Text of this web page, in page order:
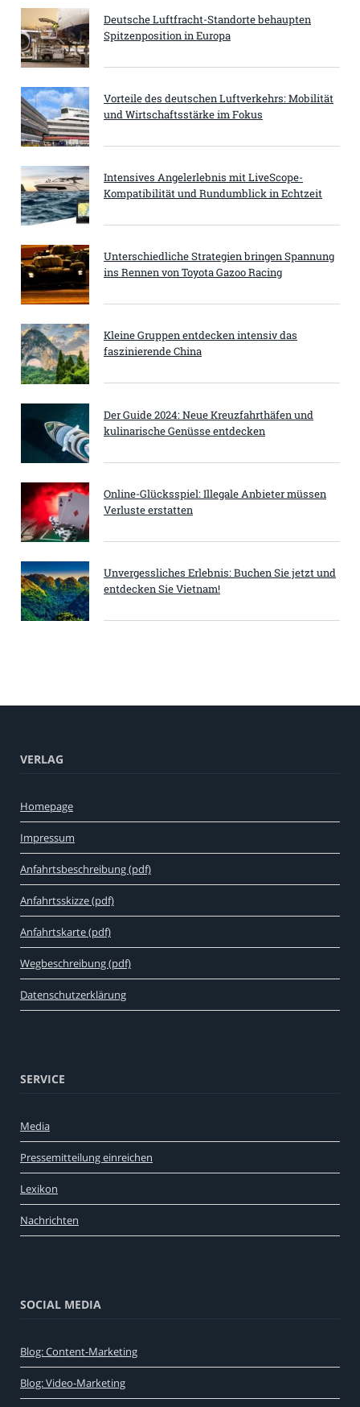
Deutsche Luftfracht-Standorte behaupten
Spitzenposition in Europa
Vorteile des deutschen Luftverkehrs: Mobilität
und Wirtschaftsstärke im Fokus
Intensives Angelerlebnis mit LiveScope-
Kompatibilität und Rundumblick in Echtzeit
Unterschiedliche Strategien bringen Spannung
ins Rennen von Toyota Gazoo Racing
Kleine Gruppen entdecken intensiv das
faszinierende China
Der Guide 2024: Neue Kreuzfahrthäfen und
kulinarische Genüsse entdecken
Online-Glücksspiel: Illegale Anbieter müssen
Verluste erstatten
Unvergessliches Erlebnis: Buchen Sie jetzt und
entdecken Sie Vietnam!
VERLAG
Homepage
Impressum
Anfahrtsbeschreibung (pdf)
Anfahrtsskizze (pdf)
Anfahrtskarte (pdf)
Wegbeschreibung (pdf)
Datenschutzerklärung
SERVICE
Media
Pressemitteilung einreichen
Lexikon
Nachrichten
SOCIAL MEDIA
Blog: Content-Marketing
Blog: Video-Marketing